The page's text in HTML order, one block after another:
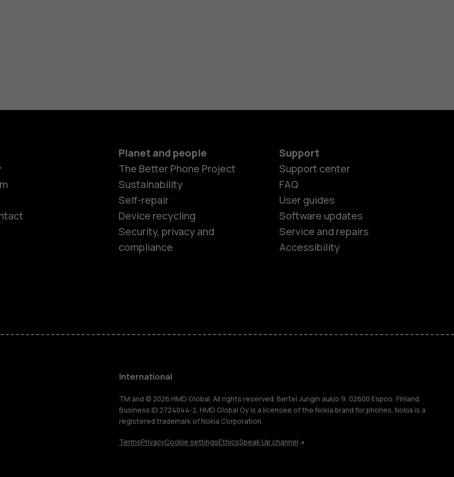
Smartphones
Accessories
HMD Terra M
For business
Tablets
Planet and people
The Better Phone Project
Sustainability
Self-repair
Device recycling
Security, privacy and
compliance
Support
Support center
FAQ
User guides
Software updates
Service and repairs
Accessibility
International
TM and © 2026 HMD Global. All rights reserved. Bertel Jungin aukio 9, 02600 Espoo, Finland.
Business ID 2724044-2. HMD Global Oy is a licensee of the Nokia brand for phones. Nokia is a
registered trademark of Nokia Corporation.
TermsPrivacyCookie settingsEthicsSpeak Up channel